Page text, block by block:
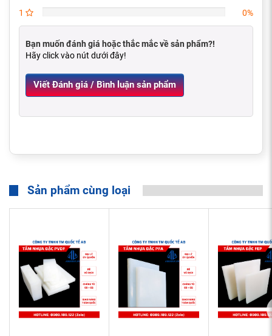
1
0%
Bạn muốn đánh giá hoặc thắc mắc về sản phẩm?!
Hãy click vào nút dưới đây!
Viết Đánh giá / Bình luận sản phẩm
Sản phẩm cùng loại